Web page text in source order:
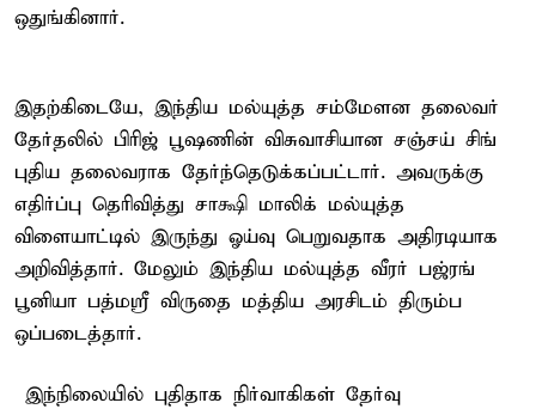
ஒதுங்கினார்.
இதற்கிடையே, இந்திய மல்யுத்த சம்மேளன தலைவர்
தேர்தலில் பிரிஜ் பூஷணின் விசுவாசியான சஞ்சய் சிங்
புதிய தலைவராக தேர்ந்தெடுக்கப்பட்டார். அவருக்கு
எதிர்ப்பு தெரிவித்து சாக்ஷி மாலிக் மல்யுத்த
விளையாட்டில் இருந்து ஓய்வு பெறுவதாக அதிரடியாக
அறிவித்தார். மேலும் இந்திய மல்யுத்த வீரர் பஜ்ரங்
பூனியா பத்மஸ்ரீ விருதை மத்திய அரசிடம் திரும்ப
ஒப்படைத்தார்.
இந்நிலையில் புதிதாக நிர்வாகிகள் தேர்வு